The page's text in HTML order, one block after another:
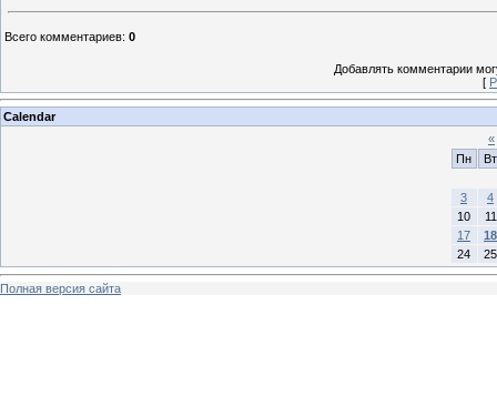
Всего комментариев: 0
Добавлять комментарии
[
Calendar
«
Пн
Вт
3
4
10
11
17
18
24
25
Полная версия сайта